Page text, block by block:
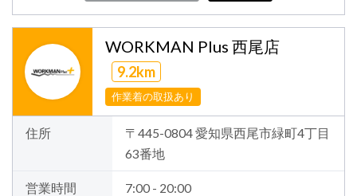
WORKMAN Plus 西尾店
9.2km
作業着の取扱あり
住所
〒445-0804 愛知県西尾市緑町4丁目
63番地
営業時間 7:00 - 20:00